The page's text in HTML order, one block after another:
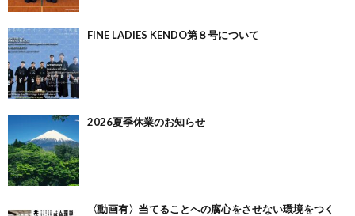
FINE LADIES KENDO第８号について
2026夏季休業のお知らせ
〈動画有〉当てることへの腐心をさせない環境をつく